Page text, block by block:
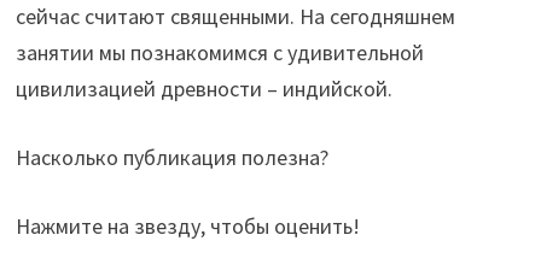
сейчас считают священными. На сегодняшнем
занятии мы познакомимся с удивительной
цивилизацией древности – индийской.
Насколько публикация полезна?
Нажмите на звезду, чтобы оценить!